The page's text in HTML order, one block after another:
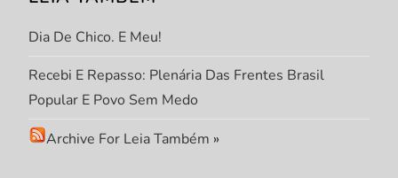
Dia De Chico. E Meu!
Recebi E Repasso: Plenária Das Frentes Brasil
Popular E Povo Sem Medo
Archive For Leia Também »